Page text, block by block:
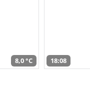
8,0 °C 18:08